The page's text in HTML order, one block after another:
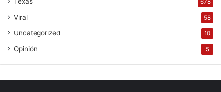
678
Viral 58
Uncategorized 10
Opinión 5